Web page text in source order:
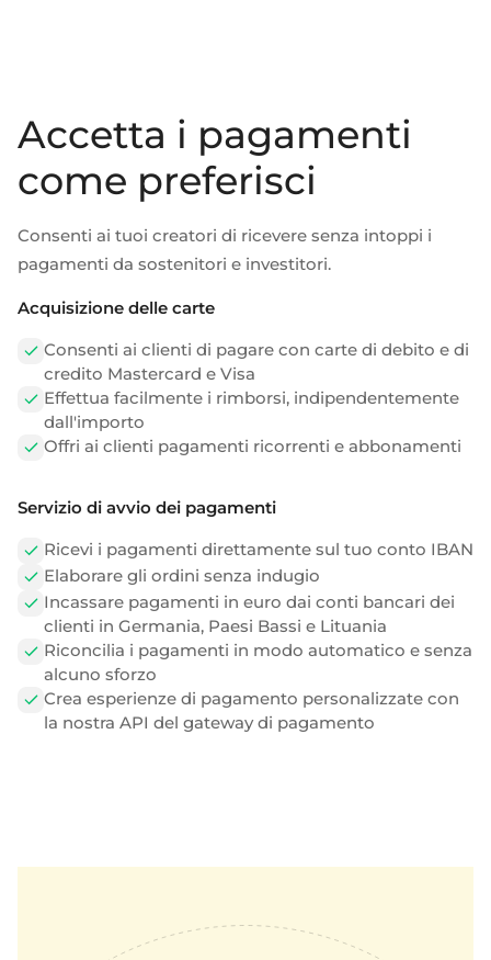
Accetta i pagamenti
come preferisci
Consenti ai tuoi creatori di ricevere senza intoppi i
pagamenti da sostenitori e investitori.
Acquisizione delle carte
Consenti ai clienti di pagare con carte di debito e di
credito Mastercard e Visa
Effettua facilmente i rimborsi, indipendentemente
dall'importo
Offri ai clienti pagamenti ricorrenti e abbonamenti
Servizio di avvio dei pagamenti
Ricevi i pagamenti direttamente sul tuo conto IBAN
Elaborare gli ordini senza indugio
Incassare pagamenti in euro dai conti bancari dei
clienti in Germania, Paesi Bassi e Lituania
Riconcilia i pagamenti in modo automatico e senza
alcuno sforzo
Crea esperienze di pagamento personalizzate con
la nostra API del gateway di pagamento